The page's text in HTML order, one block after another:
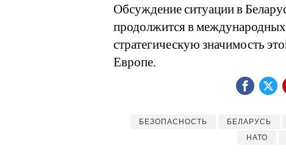
Обсуждение ситуации в
продолжится в
стратегическую значимость
Европе.
БЕЗОПАСНОСТЬ БЕЛАРУСЬ
НАТО